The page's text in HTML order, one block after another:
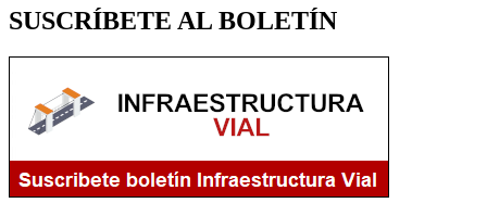
SUSCRÍBETE AL BOLETÍN